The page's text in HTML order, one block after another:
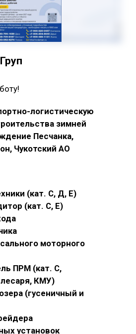
логистическую
зимней
Песчанка,
Чукотский АО
(кат. С, Д, Е)
(кат. С, Е)
моторного
ПРМ (кат. С,
КМУ)
(гусеничный и
установок